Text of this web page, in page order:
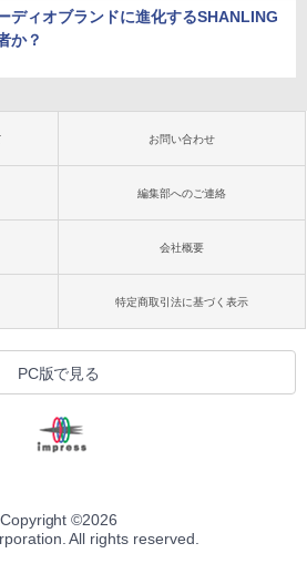
ディオブランドに進化するSHANLING
か？
お問い合わせ
編集部へのご連絡
会社概要
特定商取引法に基づく表示
PC版で見る
Copyright ©2026
All rights reserved.